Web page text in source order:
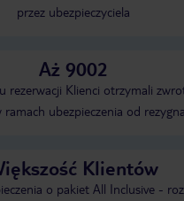
przez ubezpieczyciela
Aż 9002
rezerwacji Klienci otrzymali
ramach ubezpieczenia od
Klientów
o pakiet All Inclusive -